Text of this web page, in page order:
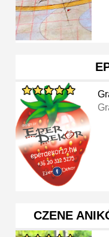
CZENE